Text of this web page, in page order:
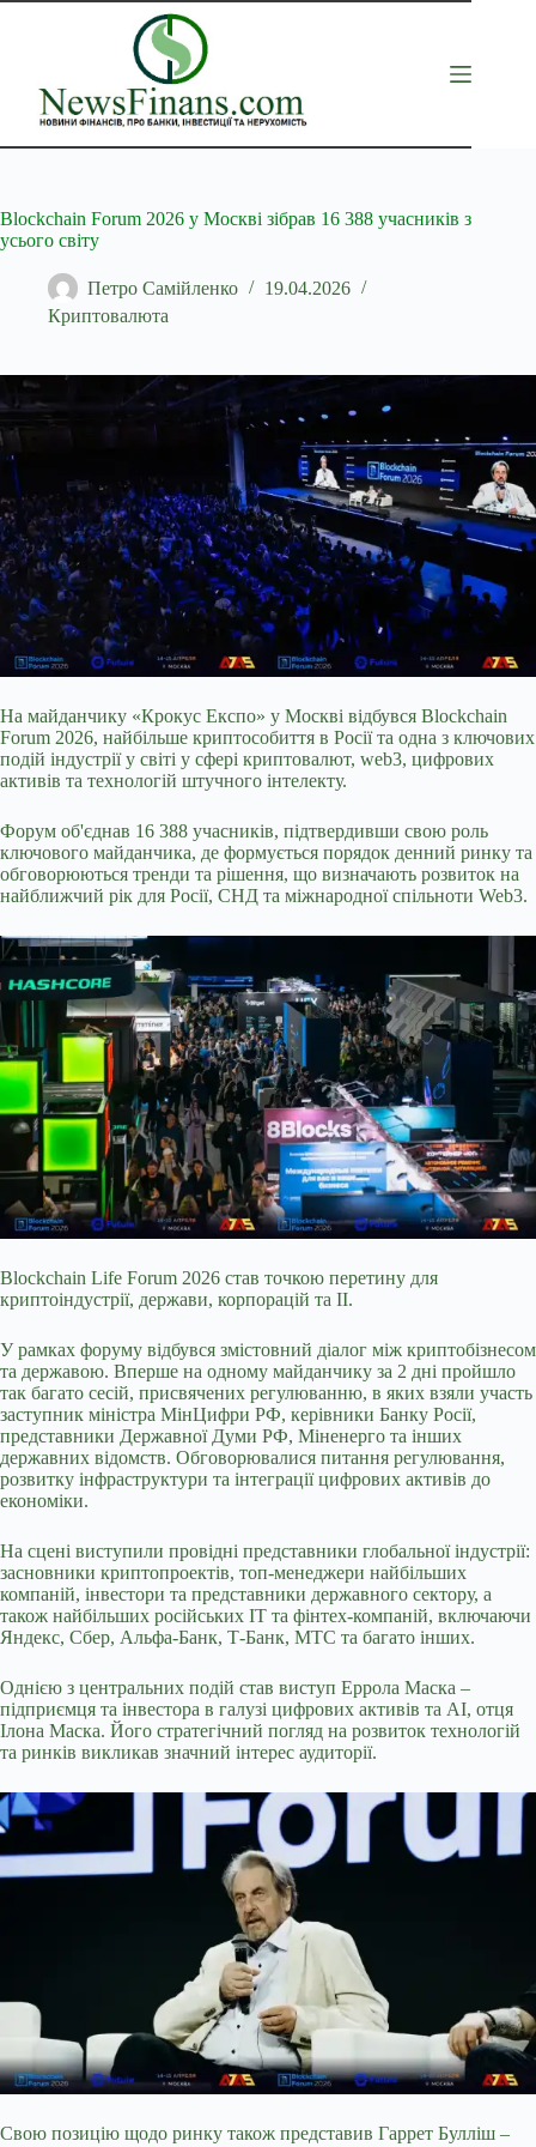
Перейти
Blockchain Forum 2026 у Москві зібрав 16 388 учасників з
усього світу
Петро Самійленко
19.04.2026
Криптовалюта
На майданчику «Крокус Експо» у Москві відбувся Blockchain
Forum 2026, найбільше криптособиття в Росії та одна з ключових
подій індустрії у світі у сфері криптовалют, web3, цифрових
активів та технологій штучного інтелекту.
Форум об'єднав 16 388 учасників, підтвердивши свою роль
ключового майданчика, де формується порядок денний ринку та
обговорюються тренди та рішення, що визначають розвиток на
найближчий рік для Росії, СНД та міжнародної спільноти Web3.
Blockchain Life Forum 2026 став точкою перетину для
криптоіндустрії, держави, корпорацій та ІІ.
У рамках форуму відбувся змістовний діалог між криптобізнесом
та державою. Вперше на одному майданчику за 2 дні пройшло
так багато сесій, присвячених регулюванню, в яких взяли участь
заступник міністра МінЦифри РФ, керівники Банку Росії,
представники Державної Думи РФ, Міненерго та інших
державних відомств. Обговорювалися питання регулювання,
розвитку інфраструктури та інтеграції цифрових активів до
економіки.
На сцені виступили провідні представники глобальної індустрії:
засновники криптопроектів, топ-менеджери найбільших
компаній, інвестори та представники державного сектору, а
також найбільших російських IT та фінтех-компаній, включаючи
Яндекс, Сбер, Альфа-Банк, Т-Банк, МТС та багато інших.
Однією з центральних подій став виступ Еррола Маска –
підприємця та інвестора в галузі цифрових активів та AI, отця
Ілона Маска. Його стратегічний погляд на розвиток технологій
та ринків викликав значний інтерес аудиторії.
Свою позицію щодо ринку також представив Гаррет Булліш –